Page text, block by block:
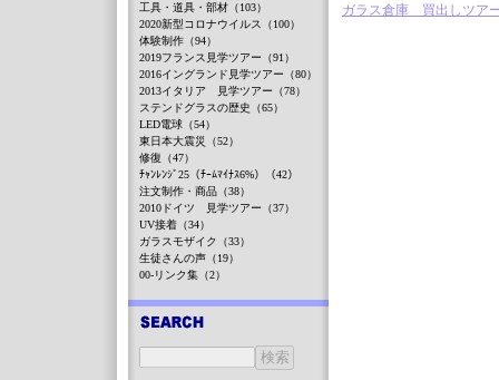
ガラス倉庫 買出しツア
工具・道具・部材（103）
2020新型コロナウイルス（100）
体験制作（94）
2019フランス見学ツアー（91）
2016イングランド見学ツアー（80）
2013イタリア 見学ツアー（78）
ステンドグラスの歴史（65）
LED電球（54）
東日本大震災（52）
修復（47）
ﾁｬﾝﾚﾝｼﾞ25（ﾁｰﾑﾏｲﾅｽ6%）（42）
注文制作・商品（38）
2010ドイツ 見学ツアー（37）
UV接着（34）
ガラスモザイク（33）
生徒さんの声（19）
00-リンク集（2）